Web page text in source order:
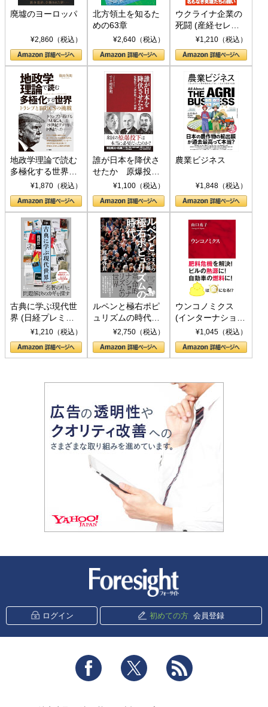
廃墟のヨーロッパ
¥2,860（税込）
北方領土を知るた
めの63章
¥2,640（税込）
ウクライナ企業の
死闘 (産経セレク
ト S 039)¥1,210（税込）
地政学理論で読む
多極化する世界：
トランプとBRICS
の挑戦
¥1,870（税込）
誰が日本を降伏さ
せたか 原爆投
下、ソ連参戦、そ
して聖断 (PHP新
書)
¥1,100（税込）
農業ビジネス
¥1,848（税込）
古典に学ぶ現代世
界 (日経プレミア
シリーズ)¥1,210（税込）
ルペンと極右ポピ
ュリズムの時代：
〈ヤヌス〉の二つ
の顔
¥2,750（税込）
ウンコノミクス
(インターナショナ
ル新書)¥1,045（税込）
ログイン 初めての方 会員登録
Facebook Twitter